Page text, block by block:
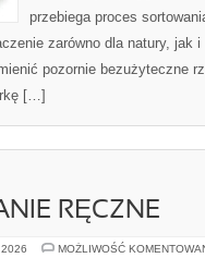
przebiega proces
zarówno dla natury, jak
pozornie bezużyteczne
[…]
RĘCZNE
MOŻLIWOŚĆ